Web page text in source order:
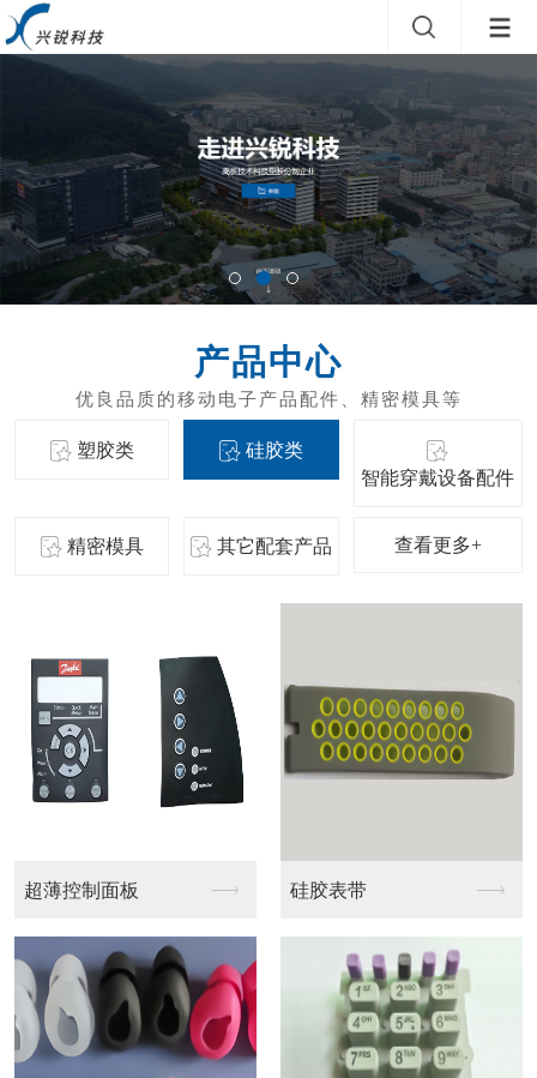
产品中心
塑胶类
硅胶类
智能穿戴设备配件
精密模具 其它配套产品 查看更多+
VR 蓝牙音响